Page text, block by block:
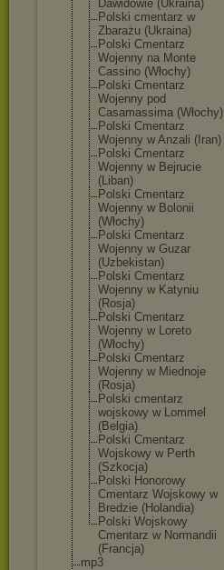
Dawidowie (Ukraina)
Polski cmentarz w
Zbarażu (Ukraina)
Polski Cmentarz
Wojenny na Monte
Cassino (Włochy)
Polski Cmentarz
Wojenny pod
Casamassima (Włochy)
Polski Cmentarz
Wojenny w Anzali (Iran)
Polski Cmentarz
Wojenny w Bejrucie
(Liban)
Polski Cmentarz
Wojenny w Bolonii
(Włochy)
Polski Cmentarz
Wojenny w Guzar
(Uzbekistan)
Polski Cmentarz
Wojenny w Katyniu
(Rosja)
Polski Cmentarz
Wojenny w Loreto
(Włochy)
Polski Cmentarz
Wojenny w Miednoje
(Rosja)
Polski cmentarz
wojskowy w Lommel
(Belgia)
Polski Cmentarz
Wojskowy w Perth
(Szkocja)
Polski Honorowy
Cmentarz Wojskowy w
Bredzie (Holandia)
Polski Wojskowy
Cmentarz w Normandii
(Francja)
mp3